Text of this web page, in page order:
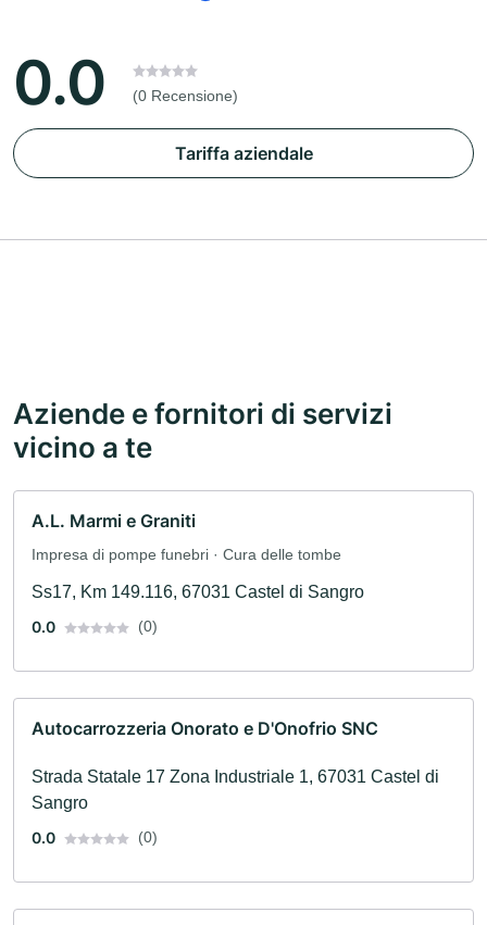
0.0 (0 Recensione)
Tariffa aziendale
Aziende e fornitori di servizi
vicino a te
A.L. Marmi e Graniti
Impresa di pompe funebri · Cura delle tombe
Ss17, Km 149.116, 67031 Castel di Sangro
0.0
(0)
Autocarrozzeria Onorato e D'Onofrio SNC
Strada Statale 17 Zona Industriale 1, 67031 Castel di
Sangro
0.0
(0)